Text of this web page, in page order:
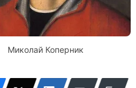
Миколай Коперник